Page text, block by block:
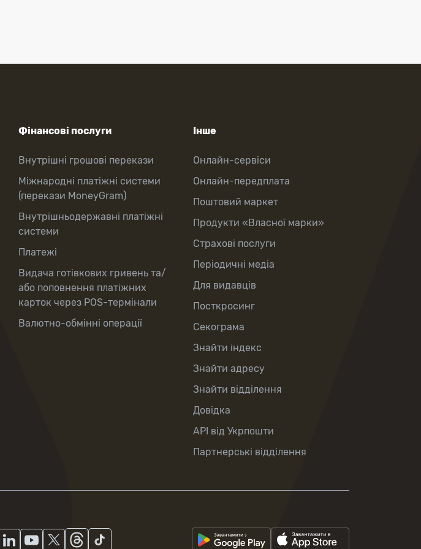
Фінансові послуги
Внутрішні грошові перекази
Міжнародні платіжні системи
(перекази MoneyGram)
Внутрішньодержавні платіжні
системи
Платежі
Видача готівкових гривень та/
або поповнення платіжних
карток через POS-термінали
Валютно-обмінні операції
Інше
Онлайн-сервіси
Онлайн-передплата
Поштовий маркет
Продукти «Власної марки»
Страхові послуги
Періодичні медіа
Для видавців
Посткросинг
Секограма
Знайти індекс
Знайти адресу
Знайти відділення
Довідка
API від Укрпошти
Партнерські відділення